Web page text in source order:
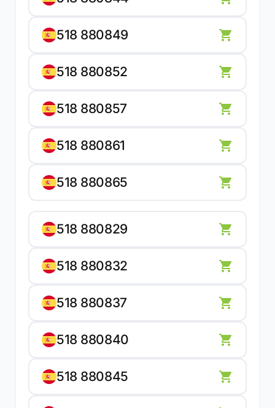
518 880849
518 880852
518 880857
518 880861
518 880865
518 880829
518 880832
518 880837
518 880840
518 880845